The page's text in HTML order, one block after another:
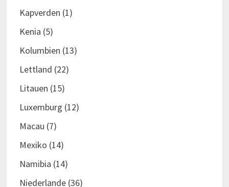
Kapverden (1)
Kenia (5)
Kolumbien (13)
Lettland (22)
Litauen (15)
Luxemburg (12)
Macau (7)
Mexiko (14)
Namibia (14)
Niederlande(36)